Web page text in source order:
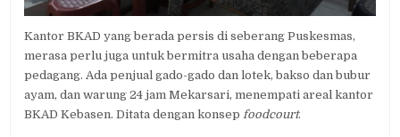
Kantor BKAD yang berada persis di seberang Puskesmas,
merasa perlu juga untuk bermitra usaha dengan beberapa
pedagang. Ada penjual gado-gado dan lotek, bakso dan bubur
ayam, dan warung 24 jam Mekarsari, menempati areal kantor
BKAD Kebasen. Ditata dengan konsepfoodcourt.